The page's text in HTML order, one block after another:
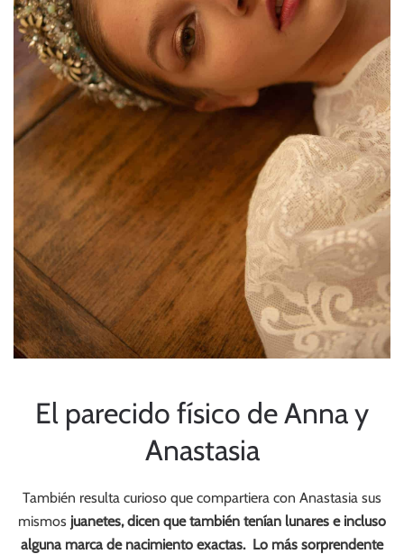
El parecido físico de Anna y
Anastasia
También resulta curioso que compartiera con Anastasia sus
mismos juanetes, dicen que también tenían lunares e incluso
alguna marca de nacimiento exactas. Lo más sorprendente